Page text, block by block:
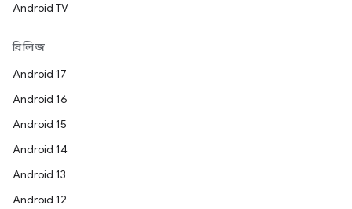
Android TV
রিলিজ
Android 17
Android 16
Android 15
Android 14
Android 13
Android 12